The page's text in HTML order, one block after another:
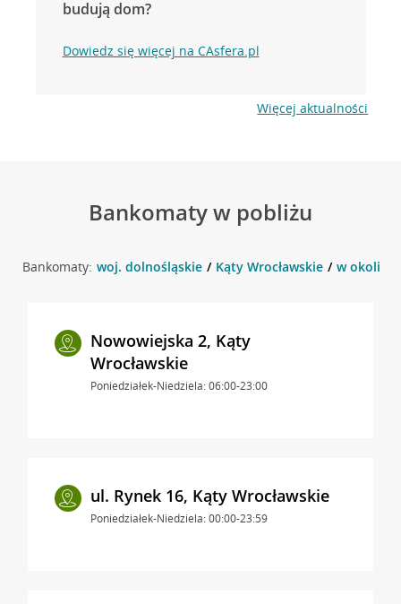
budują dom?
Dowiedz się więcej na CAsfera.pl
Więcej aktualności
Bankomaty w pobliżu
Bankomaty: woj. dolnośląskie Kąty Wrocławskie w okolicy
Nowowiejska 2, Kąty
Wrocławskie
Poniedziałek-Niedziela: 06:00-23:00
ul. Rynek 16, Kąty Wrocławskie
Poniedziałek-Niedziela: 00:00-23:59